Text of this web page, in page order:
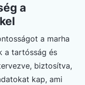
a
a marha
a tartósság és
biztosítva,
kap, ami